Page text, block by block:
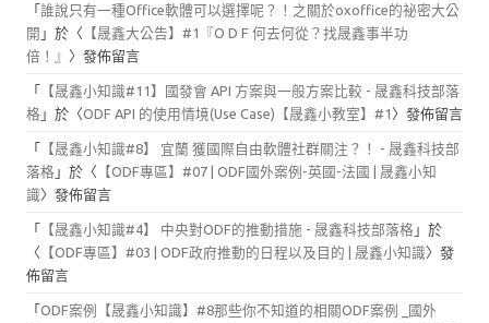
「誰說只有一種Office軟體可以選擇呢？！之關於oxoffice的祕密大公
開 」於〈 【晟鑫大公告】#1『O D F 何去何從？找晟鑫事半功
倍！』 〉發佈留言
「 【晟鑫小知識#11】國發會 API 方案與一般方案比較 - 晟鑫科技部落
格 」於〈ODF API 的使用情境(Use Case)【晟鑫小教室】#1 〉發佈留言
「 【晟鑫小知識#8】 宜蘭 獲國際自由軟體社群關注？！ - 晟鑫科技部
落格 」於〈 【ODF專區】#07 | ODF國外案例-英國-法國 | 晟鑫小知
識〉發佈留言
「 【晟鑫小知識#4】 中央對ODF的推動措施 - 晟鑫科技部落格 」於
〈 【ODF專區】#03 | ODF政府推動的日程以及目的 | 晟鑫小知識〉發
佈留言
「ODF案例【晟鑫小知識】#8那些你不知道的相關ODF案例 _國外